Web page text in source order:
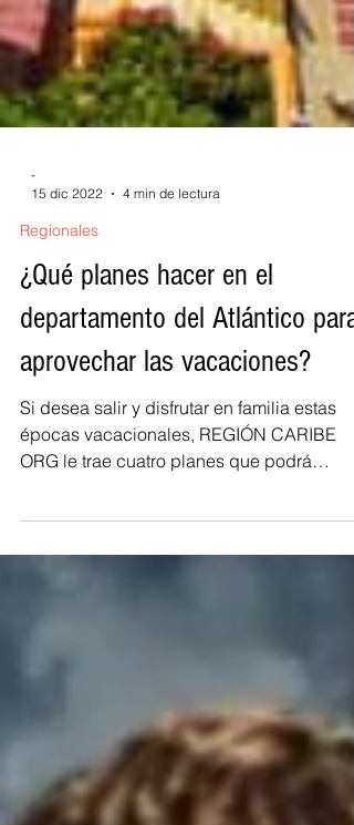
15 dic 2022
Regionales
¿Qué planes hacer en el
departamento del Atlántico para
aprovechar las vacaciones?
Si desea salir y disfrutar en familia estas
épocas vacacionales, REGIÓN CARIBE
disfrutar en el...